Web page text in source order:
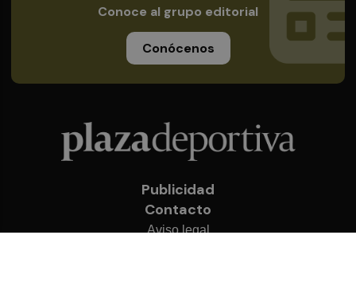
Conoce al grupo editorial
Conócenos
Publicidad
Contacto
Aviso legal